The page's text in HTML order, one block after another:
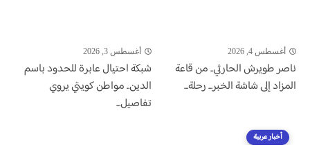
أغسطس 4, 2026
ناصر طويرش الحارثي.. من قاعة
المزاد إلى شاشة الخبر... رحلة...
أغسطس 3, 2026
شبكة احتيال عابرة للحدود باسم
الدين.. مواطن كويتي يروي
تفاصيل...
أخبار عربية